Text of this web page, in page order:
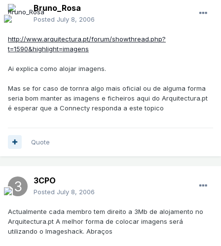
Bruno_Rosa
Posted July 8, 2006
http://www.arquitectura.pt/forum/showthread.php?
t=1590&highlight=imagens
Ai explica como alojar imagens.
Mas se for caso de tornra algo mais oficial ou de alguma forma
seria bom manter as imagens e ficheiros aqui do Arquitectura.pt
é esperar que a Connecty responda a este topico
Quote
3CPO
Posted July 8, 2006
Actualmente cada membro tem direito a 3Mb de alojamento no
Arquitectura.pt A melhor forma de colocar imagens será
utilizando o Imageshack. Abraços